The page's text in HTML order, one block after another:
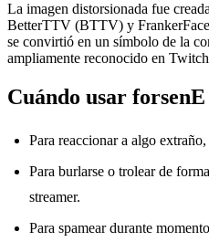
La imagen distorsionada fue
BetterTTV (BTTV) y
se convirtió en un símbolo de la
ampliamente reconocido en
Cuándo usar forsenE
Para reaccionar a algo
Para burlarse o trolear de
streamer.
Para spamear durante